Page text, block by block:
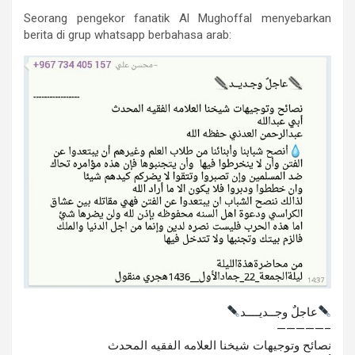
Seorang pengekor fanatik Al Mughoffal menyebarkan
berita di grup whatsapp berbahasa arab:
عاجلٌ وجــديــــد
—————–
نصائح وتوجيهات شيخنا العلامه الفقيه المحدث